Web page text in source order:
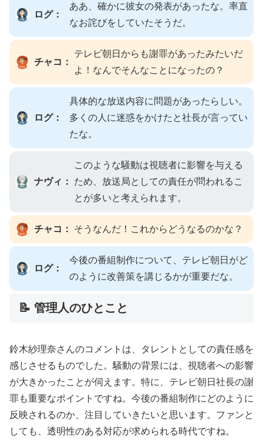
ログ：
ああ、確かに彼女の発表があったな。率直
なお詫びをしていたそうだ。
チャコ：
テレビ朝日からも謝罪があったみたいだ
よ！なんでそんなことになったの？
ログ：
具体的な放送内容に問題があったらしい。
多くの人に迷惑をかけたと社長が言ってい
たな。
ナヴィ：
このような騒動は視聴者に影響を与える
ため、放送局としての責任が問われるこ
とが多いと考えられます。
チャコ： そうなんだ！これからどうなるのかな？
ログ：
今後の番組制作について、テレビ朝日がど
のように改善策を講じるかが重要だな。
📝 管理人のひとこと
鈴木紗理奈さんのコメントは、タレントとしての責任感を
感じさせるものでした。騒動の背景には、視聴者への影響
が大きかったことが伺えます。特に、テレビ朝日社長の謝
罪も重要なポイントですね。今後の番組制作にどのように
反映されるのか、注目していきたいと思います。ファンと
しても、透明性のある対応が求められる時代ですね。